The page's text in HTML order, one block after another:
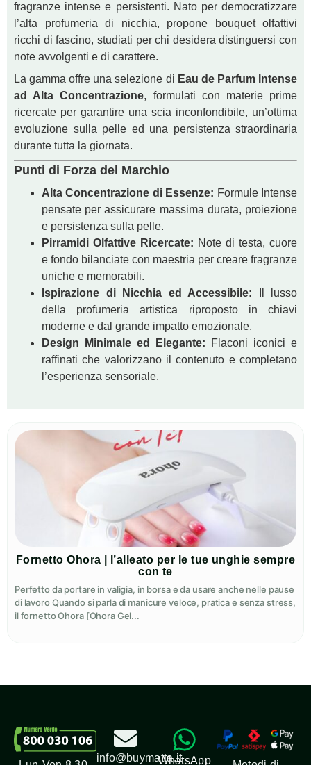
fragranze intense e persistenti. Nato per democratizzare
l’alta profumeria di nicchia, propone bouquet olfattivi
ricchi di fascino, studiati per chi desidera distinguersi con
note avvolgenti e di carattere.
La gamma offre una selezione di Eau de Parfum Intense
ad Alta Concentrazione, formulati con materie prime
ricercate per garantire una scia inconfondibile, un’ottima
evoluzione sulla pelle ed una persistenza straordinaria
durante tutta la giornata.
Punti di Forza del Marchio
Alta Concentrazione di Essenze: Formule Intense
pensate per assicurare massima durata, proiezione
e persistenza sulla pelle.
Pirramidi Olfattive Ricercate: Note di testa, cuore
e fondo bilanciate con maestria per creare fragranze
uniche e memorabili.
Ispirazione di Nicchia ed Accessibile: Il lusso
della profumeria artistica riproposto in chiavi
moderne e dal grande impatto emozionale.
Design Minimale ed Elegante: Flaconi iconici e
raffinati che valorizzano il contenuto e completano
l’esperienza sensoriale.
Fornetto Ohora | l’alleato per le tue unghie sempre
con te
Perfetto da portare in valigia, in borsa e da usare anche nelle pause
di lavoro Quando si parla di manicure veloce, pratica e senza stress,
il fornetto Ohora [Ohora Gel...
info@buymatta.itWhatsApp